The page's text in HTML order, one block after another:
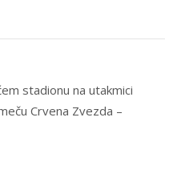
stadionu na utakmici
Crvena Zvezda –